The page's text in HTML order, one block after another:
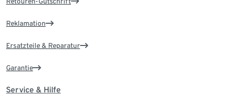
Reklamation
Ersatzteile & Reparatur
Garantie
Service & Hilfe